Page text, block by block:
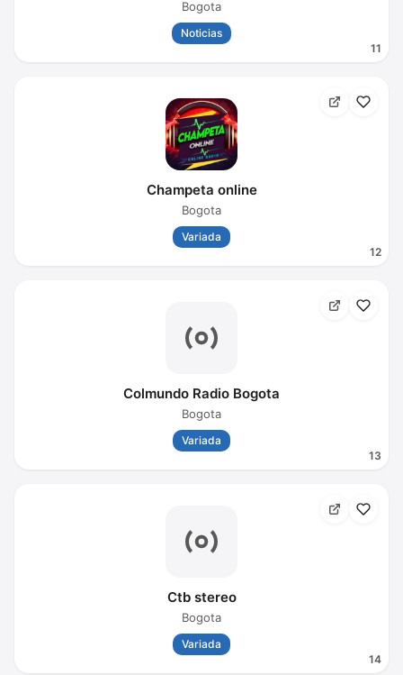
11
Bogota
Noticias
12
Champeta online
Bogota
Variada
13
Colmundo Radio Bogota
Bogota
Variada
14
Ctb stereo
Bogota
Variada